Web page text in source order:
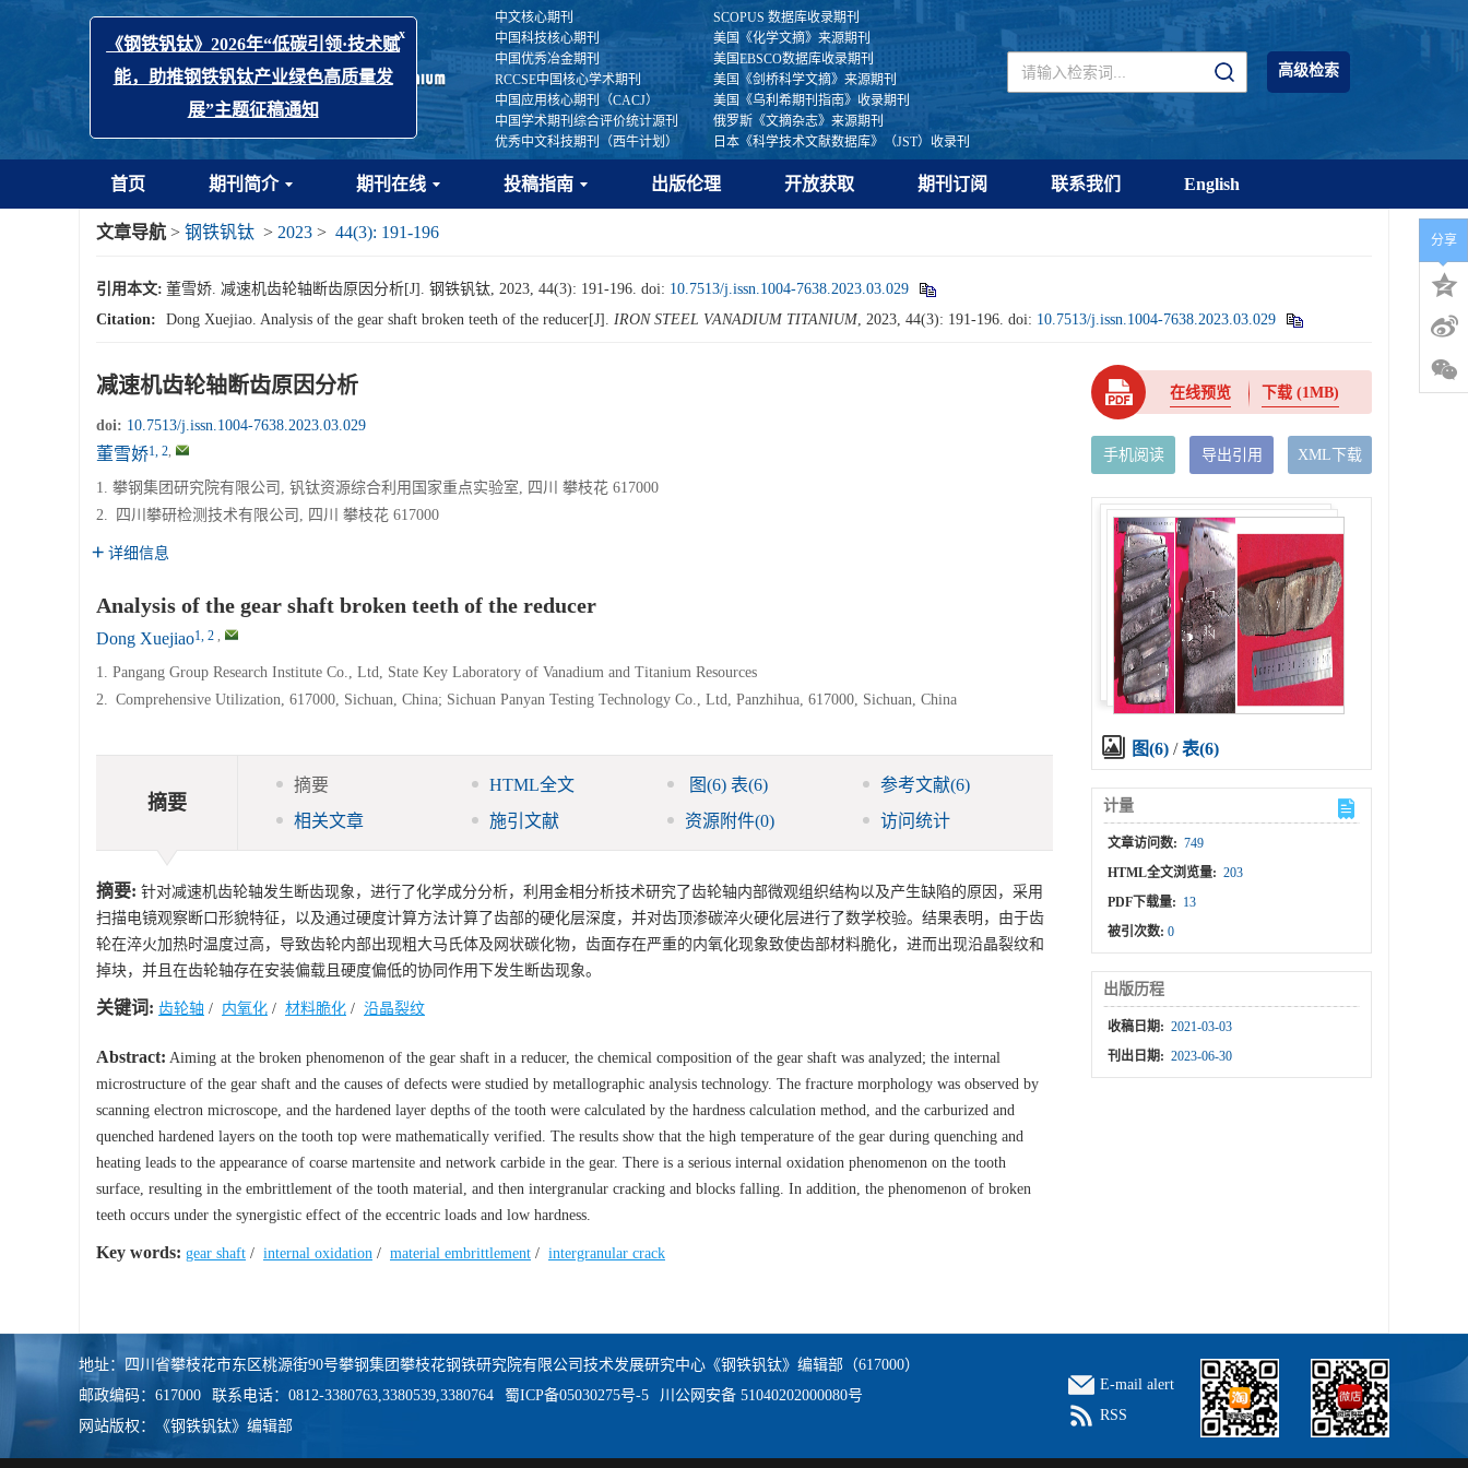
中文核心期刊
SCOPUS 数据库收录期刊
中国科技核心期刊
美国《化学文摘》来源期刊
中国优秀冶金期刊
美国EBSCO数据库收录期刊
RCCSE中国核心学术期刊
美国《剑桥科学文摘》来源期刊
中国应用核心期刊（CACJ）
美国《乌利希期刊指南》收录期刊
中国学术期刊综合评价统计源刊
俄罗斯《文摘杂志》来源期刊
优秀中文科技期刊（西牛计划）
日本《科学技术文献数据库》（JST）收录刊
高级检索
首页 期刊简介 期刊在线 投稿指南 出版伦理 开放获取 期刊订阅 联系我们 English
文章导航 > 钢铁钒钛 > 2023 > 44(3): 191-196
引用本文: 董雪娇. 减速机齿轮轴断齿原因分析[J]. 钢铁钒钛, 2023, 44(3): 191-196. doi: 10.7513/j.issn.1004-7638.2023.03.029
Citation:
Dong Xuejiao. Analysis of the gear shaft broken teeth of the reducer[J]. IRON STEEL VANADIUM TITANIUM, 2023, 44(3): 191-196. doi: 10.7513/j.issn.1004-7638.2023.03.029
减速机齿轮轴断齿原因分析
doi: 10.7513/j.issn.1004-7638.2023.03.029
董雪娇1, 2,
1. 攀钢集团研究院有限公司, 钒钛资源综合利用国家重点实验室, 四川 攀枝花 617000
2.
四川攀研检测技术有限公司, 四川 攀枝花 617000
详细信息
Analysis of the gear shaft broken teeth of the reducer
Dong Xuejiao1, 2 ,
1. Pangang Group Research Institute Co., Ltd, State Key Laboratory of Vanadium and Titanium Resources
2. Comprehensive Utilization, 617000, Sichuan, China; Sichuan Panyan Testing Technology Co., Ltd, Panzhihua, 617000, Sichuan, China
摘要
摘要 HTML全文 图(6) 表(6) 参考文献(6)
相关文章
施引文献 资源附件(0) 访问统计
摘要: 针对减速机齿轮轴发生断齿现象，进行了化学成分分析，利用金相分析技术研究了齿轮轴内部微观组织结构以及产生缺陷的原因，采用
扫描电镜观察断口形貌特征，以及通过硬度计算方法计算了齿部的硬化层深度，并对齿顶渗碳淬火硬化层进行了数学校验。结果表明，由于齿
轮在淬火加热时温度过高，导致齿轮内部出现粗大马氏体及网状碳化物，齿面存在严重的内氧化现象致使齿部材料脆化，进而出现沿晶裂纹和
掉块，并且在齿轮轴存在安装偏载且硬度偏低的协同作用下发生断齿现象。
关键词: 齿轮轴 / 内氧化 / 材料脆化 / 沿晶裂纹
Abstract: Aiming at the broken phenomenon of the gear shaft in a reducer, the chemical composition of the gear shaft was analyzed; the internal
microstructure of the gear shaft and the causes of defects were studied by metallographic analysis technology. The fracture morphology was observed by
scanning electron microscope, and the hardened layer depths of the tooth were calculated by the hardness calculation method, and the carburized and
quenched hardened layers on the tooth top were mathematically verified. The results show that the high temperature of the gear during quenching and
heating leads to the appearance of coarse martensite and network carbide in the gear. There is a serious internal oxidation phenomenon on the tooth
surface, resulting in the embrittlement of the tooth material, and then intergranular cracking and blocks falling. In addition, the phenomenon of broken
teeth occurs under the synergistic effect of the eccentric loads and low hardness.
Key words: gear shaft / internal oxidation / material embrittlement / intergranular crack
在线预览 下载(1MB)
手机阅读 导出引用 XML下载
图(6) /表(6)
计量
文章访问数: 749
HTML全文浏览量: 203
PDF下载量: 13
被引次数:0
出版历程
收稿日期: 2021-03-03
刊出日期: 2023-06-30
分享
地址：四川省攀枝花市东区桃源街90号攀钢集团攀枝花钢铁研究院有限公司技术发展研究中心《钢铁钒钛》编辑部（617000）
邮政编码：617000
联系电话：0812-3380763,3380539,3380764 蜀ICP备05030275号-5
川公网安备 51040202000080号
网站版权：《钢铁钒钛》编辑部
E-mail alert
RSS
《钢铁钒钛》2026年“低碳引领·技术赋
能，助推钢铁钒钛产业绿色高质量发
展”主题征稿通知